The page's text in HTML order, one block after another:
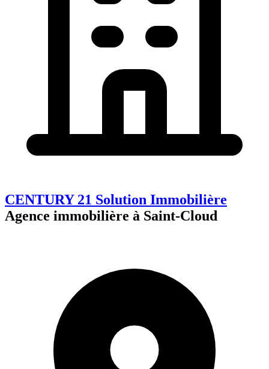
CENTURY 21 Solution Immobilière
Agence immobilière à Saint-Cloud